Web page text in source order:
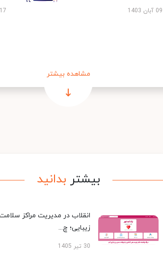
09 آبان 1403 17 تیر 1405
مشاهده بیشتر
بیشتر بدانید
انقلاب در مدیریت مراکز
زیبایی؛ چ...
30 تیر 1405